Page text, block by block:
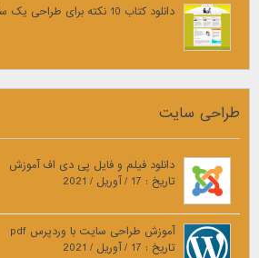
دانلود کتاب 10 نکته برای طراحی یک سایت [...]
طراحی سایت
دانلود فیلم و فایل پی دی اف آموزش
تاریخ : 17 / آوریل / 2021
آموزش طراحی سایت با وردپرس pdf
تاریخ : 17 / آوریل / 2021